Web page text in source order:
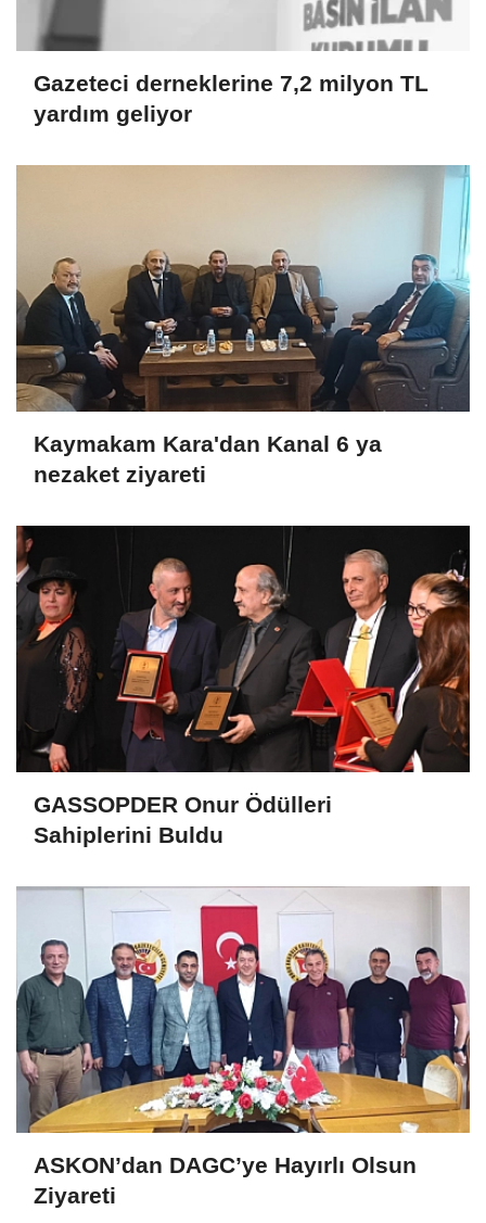
Gazeteci derneklerine 7,2 milyon TL
yardım geliyor
Kaymakam Kara'dan Kanal 6 ya
nezaket ziyareti
GASSOPDER Onur Ödülleri
Sahiplerini Buldu
ASKON’dan DAGC’ye Hayırlı Olsun
Ziyareti